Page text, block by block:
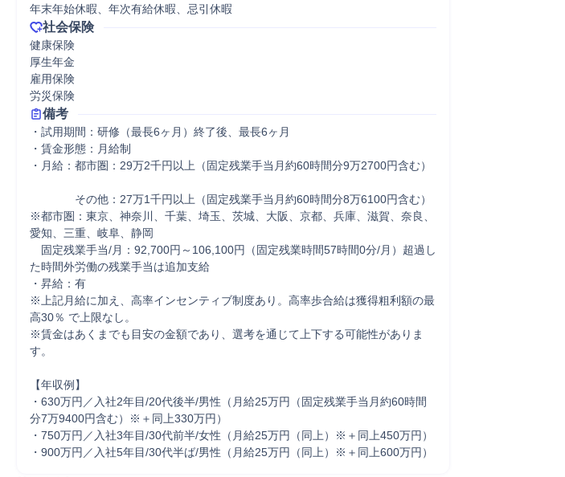
年末年始休暇、年次有給休暇、忌引休暇
社会保険
健康保険
厚生年金
雇用保険
労災保険
備考
・試用期間：研修（最長6ヶ月）終了後、最長6ヶ月
・賃金形態：月給制
・月給：都市圏：29万2千円以上（固定残業手当月約60時間分9万2700円含む）
その他：27万1千円以上（固定残業手当月約60時間分8万6100円含む）
※都市圏：東京、神奈川、千葉、埼玉、茨城、大阪、京都、兵庫、滋賀、奈良、
愛知、三重、岐阜、静岡
固定残業手当/月：92,700円～106,100円（固定残業時間57時間0分/月）超過し
た時間外労働の残業手当は追加支給
・昇給：有
※上記月給に加え、高率インセンティブ制度あり。高率歩合給は獲得粗利額の最
高30％ で上限なし。
※賃金はあくまでも目安の金額であり、選考を通じて上下する可能性がありま
す。
【年収例】
・630万円／入社2年目/20代後半/男性（月給25万円（固定残業手当月約60時間
分7万9400円含む）※＋同上330万円）
・750万円／入社3年目/30代前半/女性（月給25万円（同上）※＋同上450万円）
・900万円／入社5年目/30代半ば/男性（月給25万円（同上）※＋同上600万円）